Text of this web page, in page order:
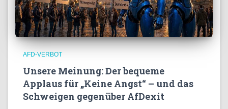
AFD-VERBOT
Unsere Meinung: Der bequeme
Applaus für „Keine Angst“ – und das
Schweigen gegenüber AfDexit